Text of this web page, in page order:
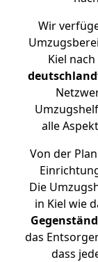
Wir
Kiel
alle
Von der
Die
in Kiel wie
das
dass